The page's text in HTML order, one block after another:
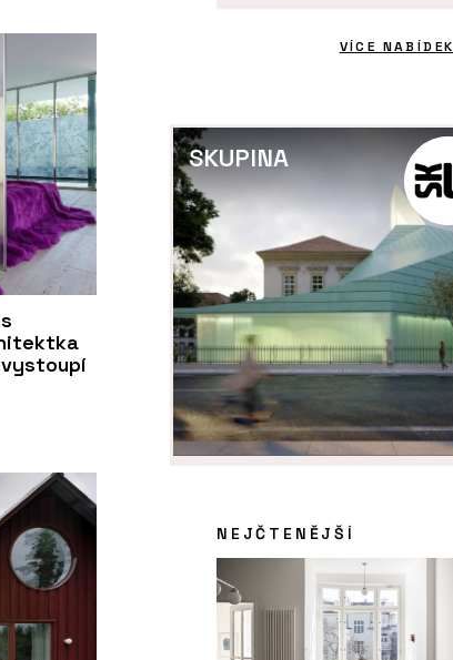
VÍCE NABÍDEK
SKUPINA
NEJČTENĚJŠÍ